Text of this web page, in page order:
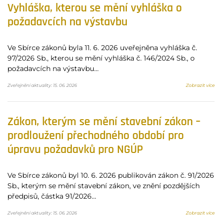
Vyhláška, kterou se mění vyhláška o
požadavcích na výstavbu
Ve Sbírce zákonů byla 11. 6. 2026 uveřejněna vyhláška č.
97/2026 Sb., kterou se mění vyhláška č. 146/2024 Sb., o
požadavcích na výstavbu…
Zveřejnění aktuality: 15. 06. 2026 Zobrazit více
Zákon, kterým se mění stavební zákon –
prodloužení přechodného období pro
úpravu požadavků pro NGÚP
Ve Sbírce zákonů byl 10. 6. 2026 publikován zákon č. 91/2026
Sb., kterým se mění stavební zákon, ve znění pozdějších
předpisů, částka 91/2026…
Zveřejnění aktuality: 15. 06. 2026 Zobrazit více